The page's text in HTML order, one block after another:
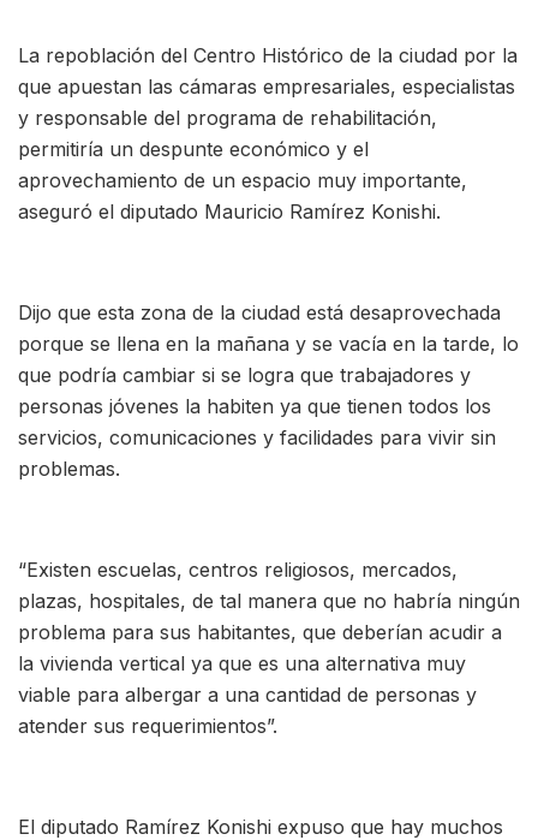
La repoblación del Centro Histórico de la ciudad por la
que apuestan las cámaras empresariales, especialistas
y responsable del programa de rehabilitación,
permitiría un despunte económico y el
aprovechamiento de un espacio muy importante,
aseguró el diputado Mauricio Ramírez Konishi.
Dijo que esta zona de la ciudad está desaprovechada
porque se llena en la mañana y se vacía en la tarde, lo
que podría cambiar si se logra que trabajadores y
personas jóvenes la habiten ya que tienen todos los
servicios, comunicaciones y facilidades para vivir sin
problemas.
“Existen escuelas, centros religiosos, mercados,
plazas, hospitales, de tal manera que no habría ningún
problema para sus habitantes, que deberían acudir a
la vivienda vertical ya que es una alternativa muy
viable para albergar a una cantidad de personas y
atender sus requerimientos”.
El diputado Ramírez Konishi expuso que hay muchos